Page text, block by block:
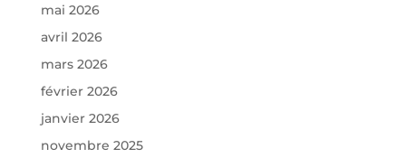
mai 2026
avril 2026
mars 2026
février 2026
janvier 2026
novembre 2025